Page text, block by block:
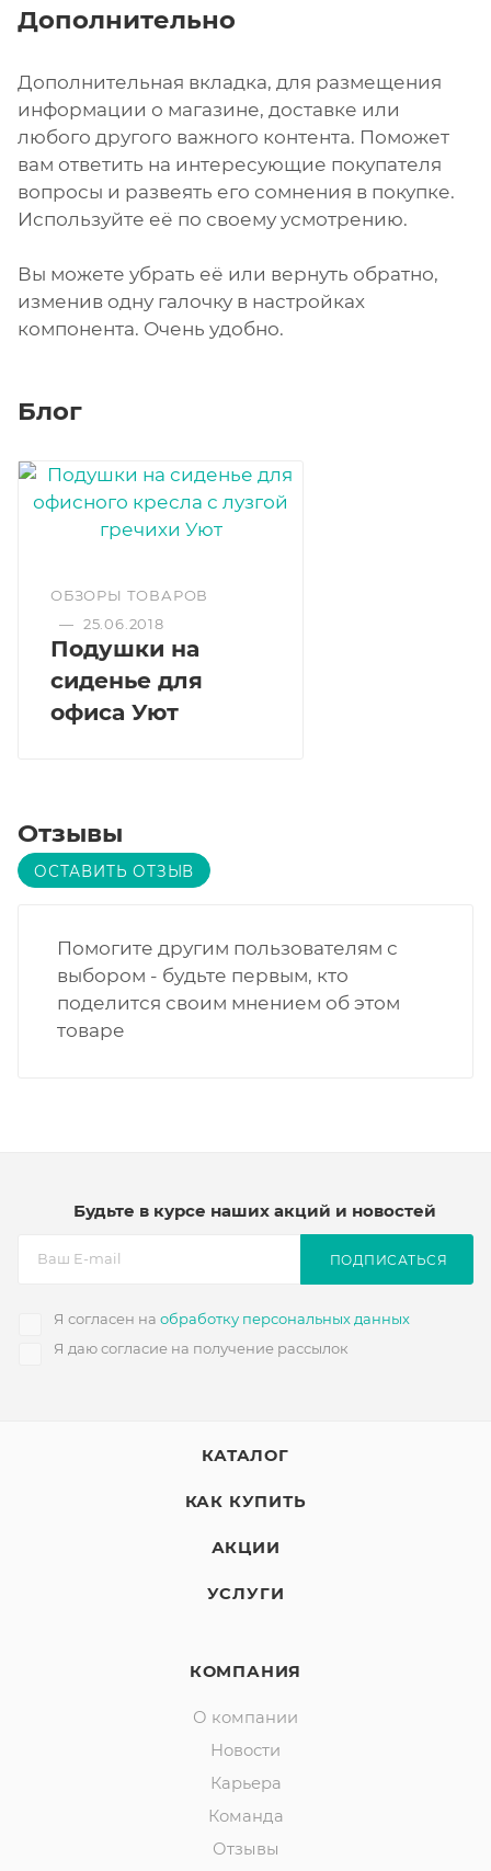
Дополнительно
Дополнительная вкладка, для размещения
информации о магазине, доставке или
любого другого важного контента. Поможет
вам ответить на интересующие покупателя
вопросы и развеять его сомнения в покупке.
Используйте её по своему усмотрению.
Вы можете убрать её или вернуть обратно,
изменив одну галочку в настройках
компонента. Очень удобно.
Блог
ОБЗОРЫ ТОВАРОВ
— 25.06.2018
Подушки на
сиденье для
офиса Уют
Отзывы
ОСТАВИТЬ ОТЗЫВ
Помогите другим пользователям с
выбором - будьте первым, кто
поделится своим мнением об этом
товаре
Будьте в курсе наших акций и новостей
Я согласен на обработку персональных данных
Я даю согласие на получение рассылок
ПОДПИСАТЬСЯ
КАТАЛОГ
КАК КУПИТЬ
АКЦИИ
УСЛУГИ
КОМПАНИЯ
О компании
Новости
Карьера
Команда
Отзывы